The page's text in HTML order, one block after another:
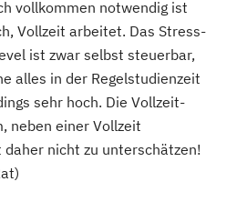
vollkommen notwendig ist
Vollzeit arbeitet. Das Stress-
ist zwar selbst steuerbar,
alles in der Regelstudienzeit
sehr hoch. Die Vollzeit-
neben einer Vollzeit
daher nicht zu unterschätzen!